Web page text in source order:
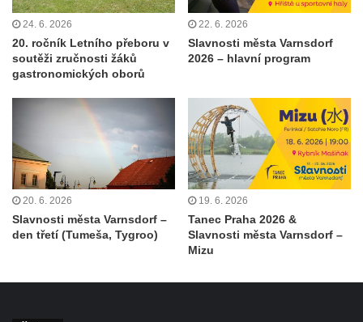
24. 6. 2026
20. ročník Letního přeboru v
soutěži zručnosti žáků
gastronomických oborů
22. 6. 2026
Slavnosti města Varnsdorf
2026 – hlavní program
20. 6. 2026
Slavnosti města Varnsdorf –
den třetí (Tumeša, Tygroo)
19. 6. 2026
Tanec Praha 2026 &
Slavnosti města Varnsdorf –
Mizu